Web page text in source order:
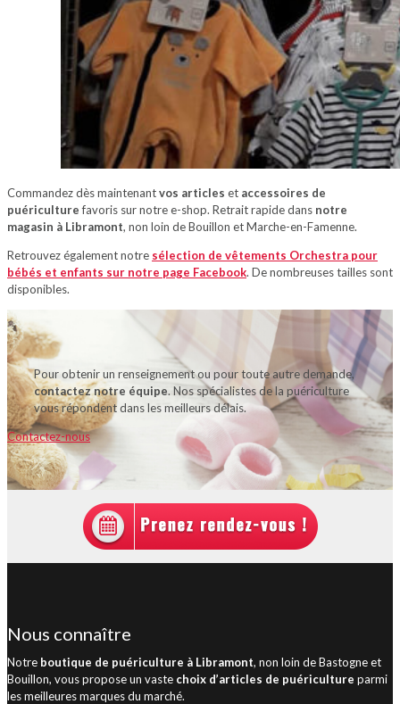
Commandez dès maintenantvos articles et accessoires de
puériculturefavoris sur notre e-shop. Retrait rapide dans notre
magasin à Libramont, non loin de Bouillon et Marche-en-Famenne.
Retrouvez également notre sélection de vêtements Orchestra pour
bébés et enfants sur notre page Facebook. De nombreuses tailles sont
disponibles.
Pour obtenir un renseignement ou pour toute autre demande,
contactez notre équipe. Nos spécialistes de la puériculture
vous répondent dans les meilleurs délais.
Contactez-nous
Nous connaître
Notre boutique de puériculture à Libramont, non loin de Bastogne et
Bouillon, vous propose un vaste choix d’articles de puériculture parmi
les meilleures marques du marché.